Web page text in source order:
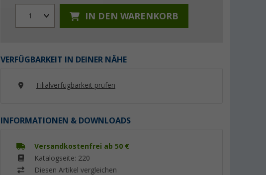
1 IN DEN WARENKORB
VERFÜGBARKEIT IN DEINER NÄHE
Filialverfügbarkeit prüfen
INFORMATIONEN & DOWNLOADS
Versandkostenfrei ab 50 €
Katalogseite: 220
Diesen Artikel vergleichen
%